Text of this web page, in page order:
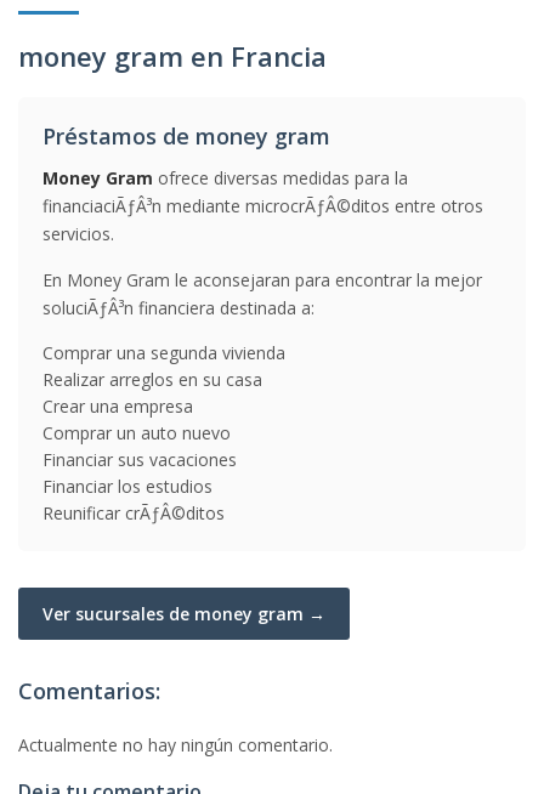
money gram en Francia
Préstamos de money gram
Money Gram ofrece diversas medidas para la
financiaciÃƒÂ³n mediante microcrÃƒÂ©ditos entre otros
servicios.
En Money Gram le aconsejaran para encontrar la mejor
soluciÃƒÂ³n financiera destinada a:
Comprar una segunda vivienda
Realizar arreglos en su casa
Crear una empresa
Comprar un auto nuevo
Financiar sus vacaciones
Financiar los estudios
Reunificar crÃƒÂ©ditos
Ver sucursales de money gram →
Comentarios:
Actualmente no hay ningún comentario.